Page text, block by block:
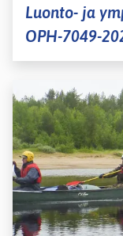
Luonto- ja
OPH-7049-